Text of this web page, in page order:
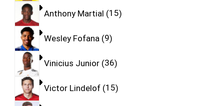
Anthony Martial 15
Wesley Fofana 9
Vinicius Junior 36
Victor Lindelof 15